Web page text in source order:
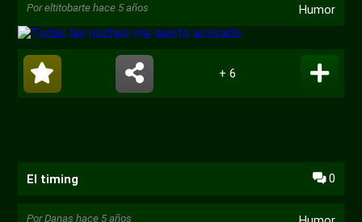
Poreltitobarte hace 5 años Humor
+ 6
El timing 0
PorDanas hace 5 años